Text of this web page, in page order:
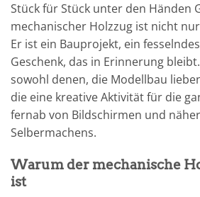
Stück für Stück unter den Händen
mechanischer Holzzug ist nicht
Er ist ein Bauprojekt, ein
Geschenk, das in Erinnerung
sowohl denen, die Modellbau
die eine kreative Aktivität für die
fernab von Bildschirmen und
Selbermachens.
Warum der mechanische
ist